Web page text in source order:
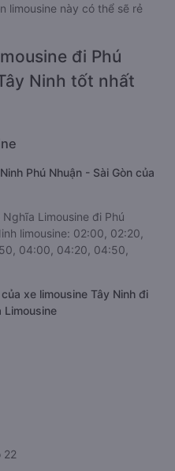
limousine này có thể sẽ rẻ
đi Phú
Ninh tốt nhất
Phú Nhuận - Sài Gòn của
Limousine đi Phú
limousine: 02:00, 02:20,
04:00, 04:20, 04:50,
xe limousine Tây Ninh đi
Limousine
22